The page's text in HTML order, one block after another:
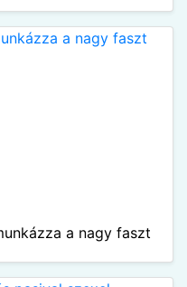
a nagy faszt